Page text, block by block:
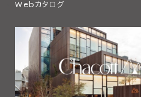
Webカタログ